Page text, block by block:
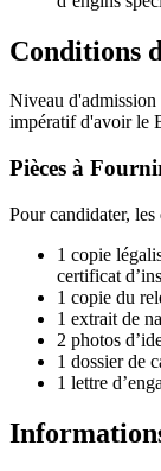
Conditions
Niveau d'admission
impératif d'avoir le
Pièces à
Pour candidater,
1 copie
certificat
1 copie du
1 extrait de
2 photos
1 dossier de
1 lettre